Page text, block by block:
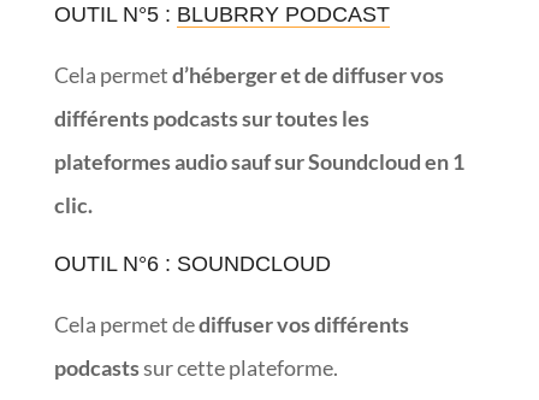
OUTIL N°5 : BLUBRRY PODCAST
Cela permetd’héberger et dediffuser vos
différents podcasts sur toutes les
plateformes audio sauf sur Soundcloud en 1
clic.
OUTIL N°6 : SOUNDCLOUD
Cela permet dediffuser vos différents
podcastssur cette plateforme.